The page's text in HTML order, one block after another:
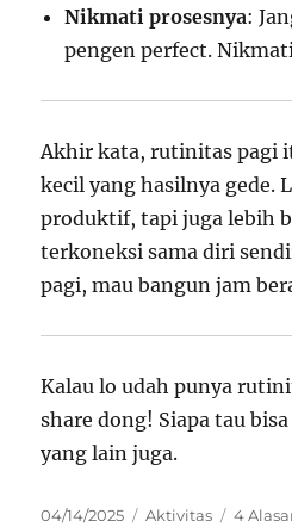
Nikmati prosesnya:
pengen perfect.
Akhir kata, rutinitas pagi
kecil yang hasilnya gede.
produktif, tapi juga lebih
terkoneksi sama diri
pagi, mau bangun jam
Kalau lo udah punya
share dong! Siapa tau
yang lain juga.
Posted
04/14/2025 Categories
Aktivitas Tags
4